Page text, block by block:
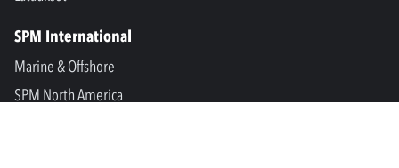
SPM International
Marine & Offshore
SPM North America